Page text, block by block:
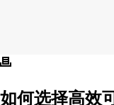
如何选择高效